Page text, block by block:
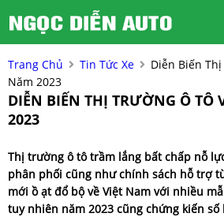
Trang Chủ Tin Tức Xe
Diễn Biến
Năm 2023
DIỄN BIẾN THỊ TRƯỜNG Ô TÔ
2023
Thị trường ô tô trầm lắng bất chấp nỗ
phân phối cũng như chính sách hỗ trợ
mới ồ ạt đổ bộ về Việt Nam với nhiều
tuy nhiên năm 2023 cũng chứng kiến